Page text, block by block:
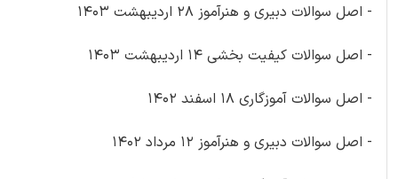
- اصل سوالات دبیری و هنرآموز 28 اردیبهشت 1403
- اصل سوالات کیفیت بخشی 14 اردیبهشت 1403
- اصل سوالات آموزگاری 18 اسفند 1402
- اصل سوالات دبیری و هنرآموز 12 مرداد 1402